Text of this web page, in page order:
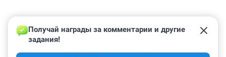
Получай награды за комментарии и другие
задания!